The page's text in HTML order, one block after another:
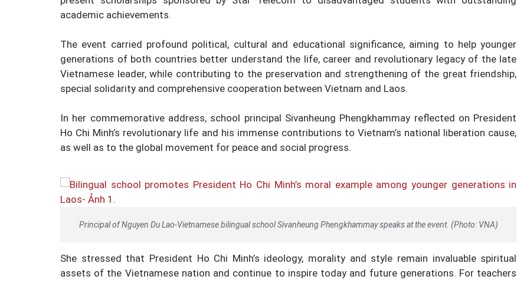
academic achievements.
The event carried profound political, cultural and educational significance, aiming to help younger
generations of both countries better understand the life, career and revolutionary legacy of the late
Vietnamese leader, while contributing to the preservation and strengthening of the great friendship,
special solidarity and comprehensive cooperation between Vietnam and Laos.
In her commemorative address, school principal Sivanheung Phengkhammay reflected on President
Ho Chi Minh’s revolutionary life and his immense contributions to Vietnam’s national liberation cause,
as well as to the global movement for peace and social progress.
Principal of Nguyen Du Lao-Vietnamese bilingual school Sivanheung Phengkhammay speaks at the event. (Photo: VNA)
She stressed that President Ho Chi Minh’s ideology, morality and style remain invaluable spiritual
assets of the Vietnamese nation and continue to inspire today and future generations. For teachers